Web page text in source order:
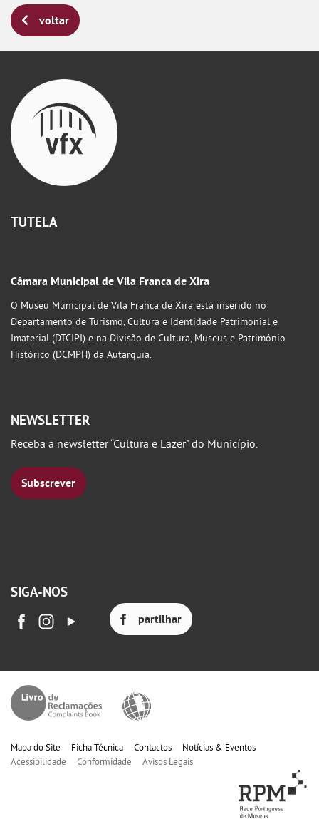
voltar
TUTELA
Câmara Municipal de Vila Franca de Xira
O Museu Municipal de Vila Franca de Xira está inserido no
Departamento de Turismo, Cultura e Identidade Patrimonial e
Imaterial (DTCIPI) e na Divisão de Cultura, Museus e Património
Histórico (DCMPH) da Autarquia.
NEWSLETTER
Receba a newsletter “Cultura e Lazer" do Município.
Subscrever
SIGA-NOS
partilhar
Mapa do Site Ficha Técnica Contactos
Notícias & Eventos
Acessibilidade
Conformidade Avisos Legais